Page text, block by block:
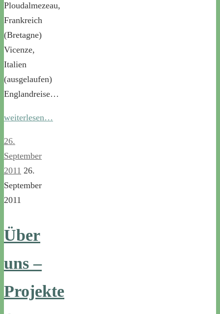
Ploudalmezeau,
Frankreich
(Bretagne)
Vicenze,
Italien
(ausgelaufen)
Englandreise…
weiterlesen…
26.
September
2011 26.
September
2011
Über
uns –
Projekte